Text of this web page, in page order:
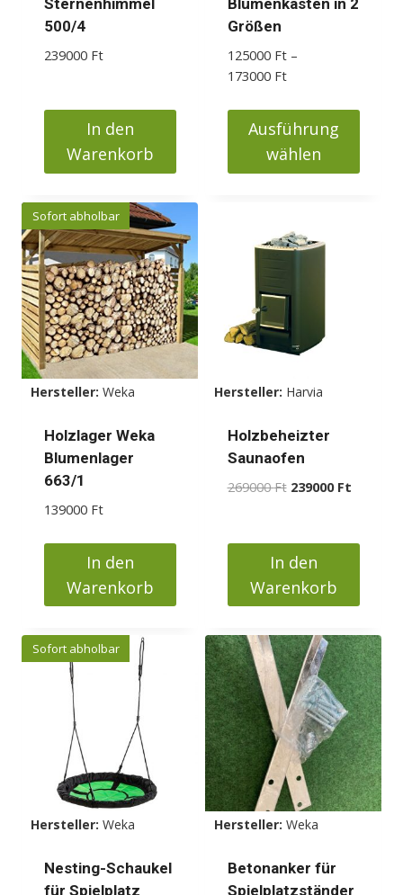
500/4
239000 Ft
In den
Warenkorb
Größen
125000 Ft –
173000 FtPreisspanne:
bis
173000 Ft
Ausführung
wählen
mehrere
Varianten
auf.
Die
Optionen
auf
der
Produktseite
Sofort abholbar
Hersteller: Weka
Holzlager Weka
Blumenlager
663/1
139000 Ft
In den
Warenkorb
Hersteller: Harvia
Holzbeheizter
Saunaofen
269000Ft Ursprünglicher
269000 Ft
239000 FtAktueller
239000
In den
Warenkorb
Sofort abholbar
Hersteller: Weka
Nesting-Schaukel
für Spielplatz
Hersteller: Weka
Betonanker für
Spielplatzständer